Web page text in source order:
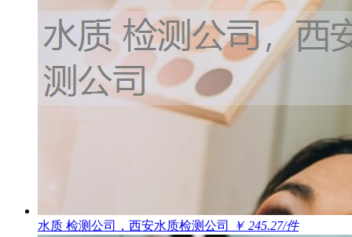
水质 检测公司，西安水质检测公司 ￥ 245.27/件